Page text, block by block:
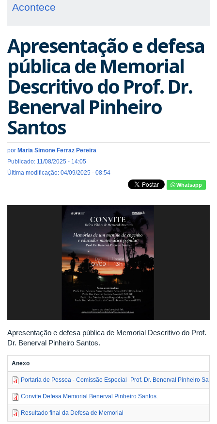
Acontece
Apresentação e defesa
pública de Memorial
Descritivo do Prof. Dr.
Benerval Pinheiro
Santos
por Maria Simone Ferraz Pereira
Publicado: 11/08/2025 - 14:05
Última modificação: 04/09/2025 - 08:54
Whatsapp
Apresentação e defesa pública de Memorial Descritivo do Prof.
Dr. Benerval Pinheiro Santos.
Anexo
Portaria de Pessoa - Comissão Especial_Prof. Dr. Benerval Pinheiro
Convite Defesa Memorial Benerval Pinheiro Santos.
Resultado final da Defesa de Memorial